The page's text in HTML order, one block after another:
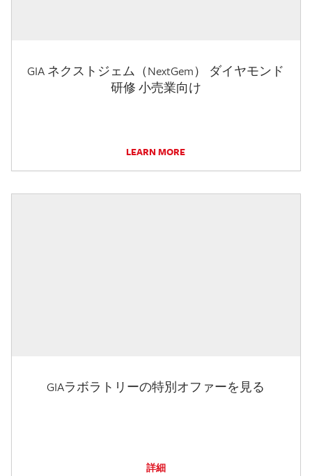
GIA ネクストジェム（NextGem） ダイヤモンド
研修 小売業向け
LEARN MORE
GIAラボラトリーの特別オファーを見る
詳細